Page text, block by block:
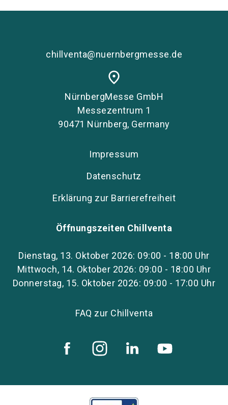
chillventa@nuernbergmesse.de
place
NürnbergMesse GmbH
Messezentrum 1
90471 Nürnberg, Germany
Impressum
Datenschutz
Erklärung zur Barrierefreiheit
Öffnungszeiten Chillventa
Dienstag, 13. Oktober 2026: 09:00 - 18:00 Uhr
Mittwoch, 14. Oktober 2026: 09:00 - 18:00 Uhr
Donnerstag, 15. Oktober 2026: 09:00 - 17:00 Uhr
FAQ zur Chillventa